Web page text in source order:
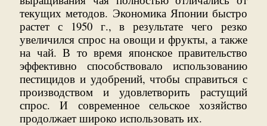
текущих методов. Экономика Японии быстро
растет с 1950 г., в результате чего резко
увеличился спрос на овощи и фрукты, а также
на чай. В то время японское правительство
эффективно способствовало использованию
пестицидов и удобрений, чтобы справиться с
производством и удовлетворить растущий
спрос. И современное сельское хозяйство
продолжает широко использовать их.